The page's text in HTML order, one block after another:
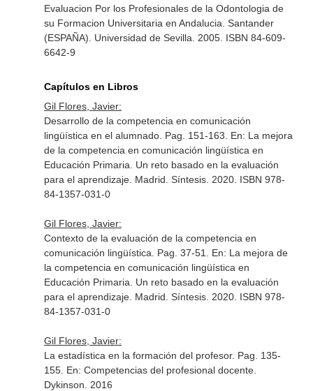
Evaluacion Por los Profesionales de la Odontologia de
su Formacion Universitaria en Andalucia. Santander
(ESPAÑA). Universidad de Sevilla. 2005. ISBN 84-609-
6642-9
Capítulos en Libros
Gil Flores, Javier:
Desarrollo de la competencia en comunicación
lingüística en el alumnado. Pag. 151-163. En: La mejora
de la competencia en comunicación lingüística en
Educación Primaria. Un reto basado en la evaluación
para el aprendizaje. Madrid. Síntesis. 2020. ISBN 978-
84-1357-031-0
Gil Flores, Javier:
Contexto de la evaluación de la competencia en
comunicación lingüística. Pag. 37-51. En: La mejora de
la competencia en comunicación lingüística en
Educación Primaria. Un reto basado en la evaluación
para el aprendizaje. Madrid. Síntesis. 2020. ISBN 978-
84-1357-031-0
Gil Flores, Javier:
La estadística en la formación del profesor. Pag. 135-
155. En: Competencias del profesional docente.
Dykinson. 2016